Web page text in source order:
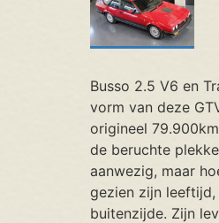
Busso 2.5 V6 en
vorm van deze
origineel
de beruchte
aanwezig, maar
gezien zijn
buitenzijde. Zijn